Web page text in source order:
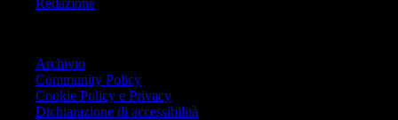
Archivio
Community Policy
Cookie Policy e Privacy
Dichiarazione di accessibilità